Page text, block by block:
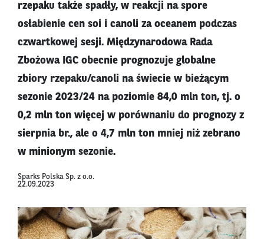
rzepaku także spadły, w reakcji na spore
osłabienie cen soi i canoli za oceanem podczas
czwartkowej sesji. Międzynarodowa Rada
Zbożowa IGC obecnie prognozuje globalne
zbiory rzepaku/canoli na świecie w bieżącym
sezonie 2023/24 na poziomie 84,0 mln ton, tj. o
0,2 mln ton więcej w porównaniu do prognozy z
sierpnia br., ale o 4,7 mln ton mniej niż zebrano
w minionym sezonie.
Sparks Polska Sp. z o.o.
22.09.2023